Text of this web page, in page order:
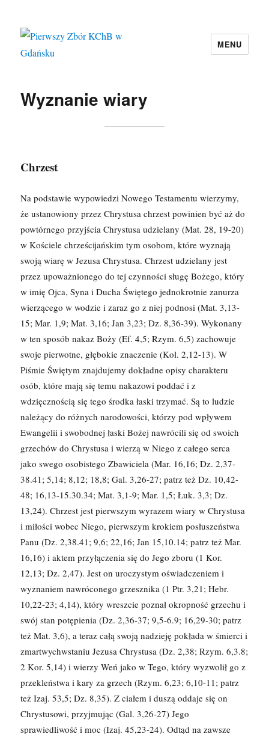
MENU
Wyznanie wiary
Chrzest
Na podstawie wypowiedzi Nowego Testamentu wierzymy,
że ustanowiony przez Chrystusa chrzest powinien być aż do
powtórnego przyjścia Chrystusa udzielany (Mat. 28, 19-20)
w Kościele chrześcijańskim tym osobom, które wyznają
swoją wiarę w Jezusa Chrystusa. Chrzest udzielany jest
przez upoważnionego do tej czynności sługę Bożego, który
w imię Ojca, Syna i Ducha Świętego jedno­krotnie zanurza
wierzącego w wodzie i zaraz go z niej podnosi (Mat. 3,13-
15; Mar. 1,9; Mat. 3,16; Jan 3,23; Dz. 8,36-39). Wykonany
w ten sposób nakaz Boży (Ef. 4,5; Rzym. 6,5) zachowuje
swoje pierwotne, głębokie znaczenie (Kol. 2,12-13). W
Piśmie Świętym znajdujemy do­kładne opisy charakteru
osób, które mają się temu nakazowi poddać i z
wdzięcznością się tego środka łaski trzymać. Są to ludzie
należący do różnych narodowości, którzy pod wpływem
Ewangelii i swobodnej łaski Bożej nawrócili się od swoich
grzechów do Chrystusa i wierzą w Niego z całego serca
jako swego osobistego Zbawiciela (Mar. 16,16; Dz. 2,37-
38.41; 5,14; 8,12; 18,8; Gal. 3,26-27; patrz też Dz. 10,42-
48; 16,13-15.30.34; Mat. 3,1-9; Mar. 1,5; Łuk. 3,3; Dz.
13,24). Chrzest jest pierwszym wyrazem wiary w Chrystusa
i miłości wobec Niego, pierwszym krokiem posłuszeństwa
Panu (Dz. 2,38.41; 9,6; 22,16; Jan 15,10.14; patrz też Mar.
16,16) i aktem przyłączenia się do Jego zboru (1 Kor.
12,13; Dz. 2,47). Jest on uroczystym oświadczeniem i
wyznaniem nawróconego grzesznika (1 Ptr. 3,21; Hebr.
10,22-23; 4,14), który wreszcie poznał okropność grzechu i
swój stan potępienia (Dz. 2,36-37; 9,5-6.9; 16,29-30; patrz
też Mat. 3,6), a teraz całą swoją nadzieję pokłada w śmierci i
zmartwychwstaniu Jezusa Chrystusa (Dz. 2,38; Rzym. 6,3.8;
2 Kor. 5,14) i wierzy Weń jako w Tego, który wyzwolił go z
przekleństwa i kary za grzech (Rzym. 6,23; 6,10-11; patrz
też Izaj. 53,5; Dz. 8,35). Z ciałem i duszą oddaje się on
Chrystusowi, przyjmując (Gal. 3,26-27) Jego
sprawiedliwość i moc (Izaj. 45,23-24). Odtąd na zawsze